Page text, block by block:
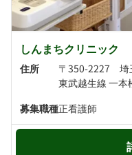
しんまちクリニック
住所
〒350-2227 埼
募集職種正看護師